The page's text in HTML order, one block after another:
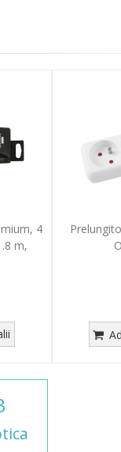
4
m,